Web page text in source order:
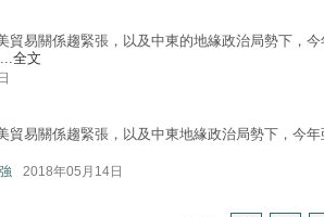
貿易關係趨緊張，以及中東的地緣政治局勢下，今
全文
貿易關係趨緊張，以及中東地緣政治局勢下，今年
2018年05月14日